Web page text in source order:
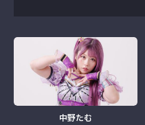
中野たむ